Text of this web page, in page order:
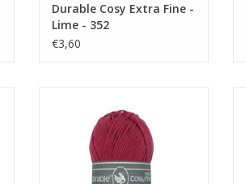
Durable Cosy Extra Fine -
Lime - 352
€3,60
Bordeaux - 222
TOEVOEGEN AAN WINKELWAGEN